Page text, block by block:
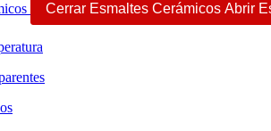
Cerrar Esmaltes Cerámicos Abrir